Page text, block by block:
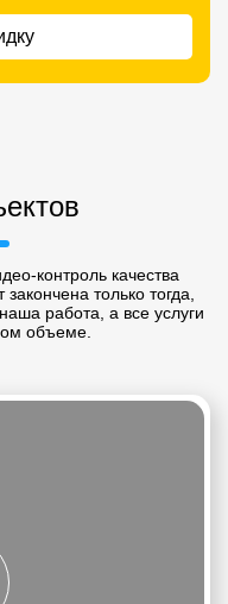
контроль качества
только тогда,
работа, а все услуги
объеме.